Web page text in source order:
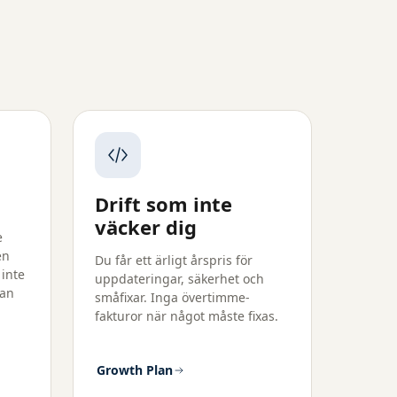
Drift som inte
väcker dig
Du får ett ärligt årspris för
uppdateringar, säkerhet och
småfixar. Inga övertimme-
fakturor när något måste fixas.
Growth Plan